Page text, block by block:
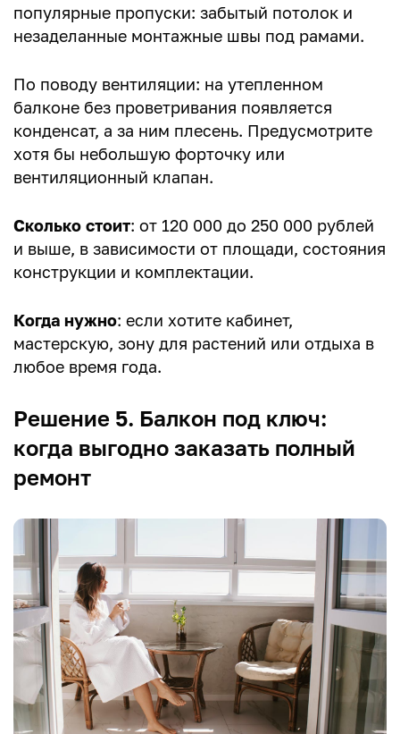
популярные пропуски: забытый потолок и
незаделанные монтажные швы под рамами.
По поводу вентиляции: на утепленном
балконе без проветривания появляется
конденсат, а за ним плесень. Предусмотрите
хотя бы небольшую форточку или
вентиляционный клапан.
Сколько стоит: от 120 000 до 250 000 рублей
и выше, в зависимости от площади, состояния
конструкции и комплектации.
Когда нужно: если хотите кабинет,
мастерскую, зону для растений или отдыха в
любое время года.
Решение 5. Балкон под ключ:
когда выгодно заказать полный
ремонт